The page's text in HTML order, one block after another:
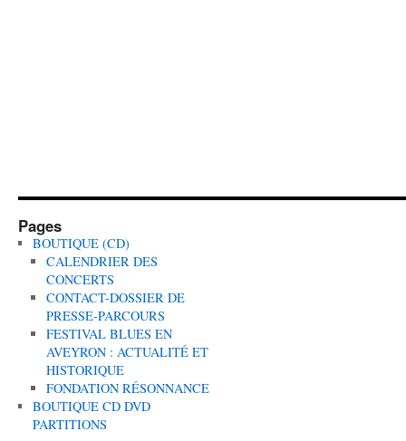
Pages
BOUTIQUE (CD)
CALENDRIER DES
CONCERTS
CONTACT-DOSSIER DE
PRESSE-PARCOURS
FESTIVAL BLUES EN
AVEYRON : ACTUALITÉ ET
HISTORIQUE
FONDATION RÉSONNANCE
BOUTIQUE CD DVD
PARTITIONS